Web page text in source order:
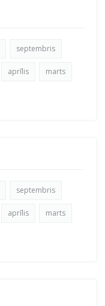
septembris
aprīlis marts
septembris
aprīlis marts